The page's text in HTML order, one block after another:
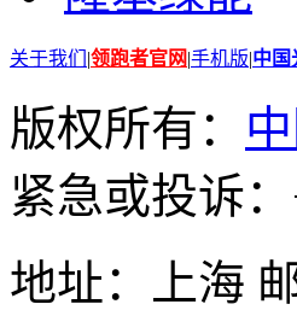
关于我们 |领跑者官网|手机版|中国
版权所有：
紧急或投诉
地址：上海